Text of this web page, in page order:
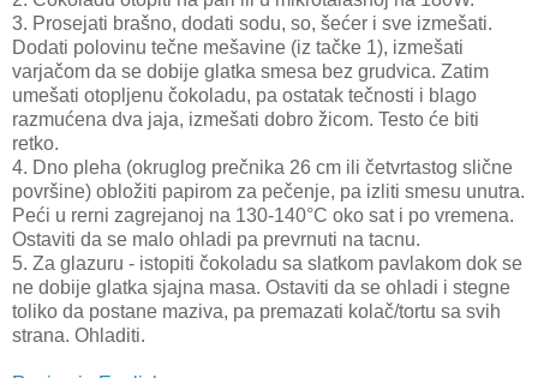
3. Prosejati brašno, dodati sodu, so, šećer i sve izmešati.
Dodati polovinu tečne mešavine (iz tačke 1), izmešati
varjačom da se dobije glatka smesa bez grudvica. Zatim
umešati otopljenu čokoladu, pa ostatak tečnosti i blago
razmućena dva jaja, izmešati dobro žicom. Testo će biti
retko.
4. Dno pleha (okruglog prečnika 26 cm ili četvrtastog slične
površine) obložiti papirom za pečenje, pa izliti smesu unutra.
Peći u rerni zagrejanoj na 130-140°C oko sat i po vremena.
Ostaviti da se malo ohladi pa prevrnuti na tacnu.
5. Za glazuru - istopiti čokoladu sa slatkom pavlakom dok se
ne dobije glatka sjajna masa. Ostaviti da se ohladi i stegne
toliko da postane maziva, pa premazati kolač/tortu sa svih
strana. Ohladiti.